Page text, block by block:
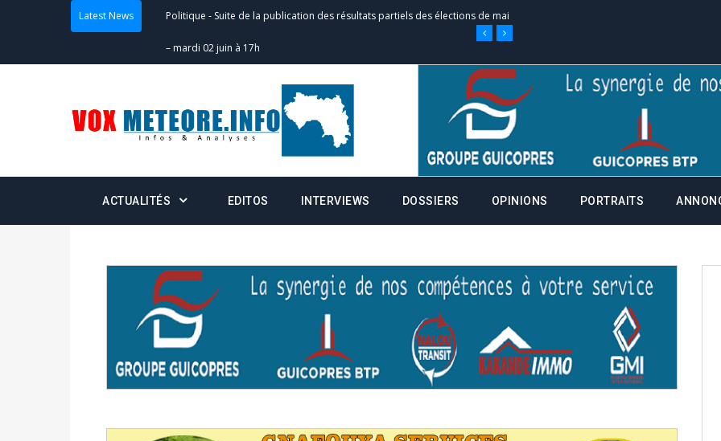
Latest News Politique - Scrutins : la DGE active un centre d’appel, joignable au 105, ouvert
24h/24 et 7j/7
Double scrutin du 31 mai : fin des campagnes ce jeudi 28 mai à
minuit
Actualités - Communiqué relatif à la délivrance de la fiche de procuration
Politique-Convocation des membres des Commissions Administratives de
Centralisation des Votes (CACV) à une prestation de serment et à une
Politique Candidats : désignez vos représentants aux CACV (centralisation
des votes) avant le 16 mai à 16h
Politique Double scrutin du 31 mai : retrait des cartes d’électeurs possible
du 16 au 31 mai 2026
avant le 16 mai 2026 à 16h
ACTUALITÉS EDITOS INTERVIEWS DOSSIERS OPINIONS PORTRAITS